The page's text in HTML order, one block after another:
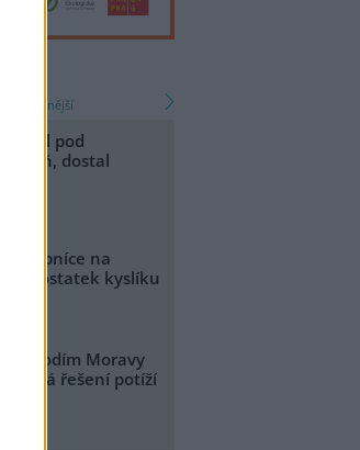
nejčtenější
pod
oheň, dostal
v rybníce na
nedostatek kyslíku
Povodím Moravy
řešení potíží